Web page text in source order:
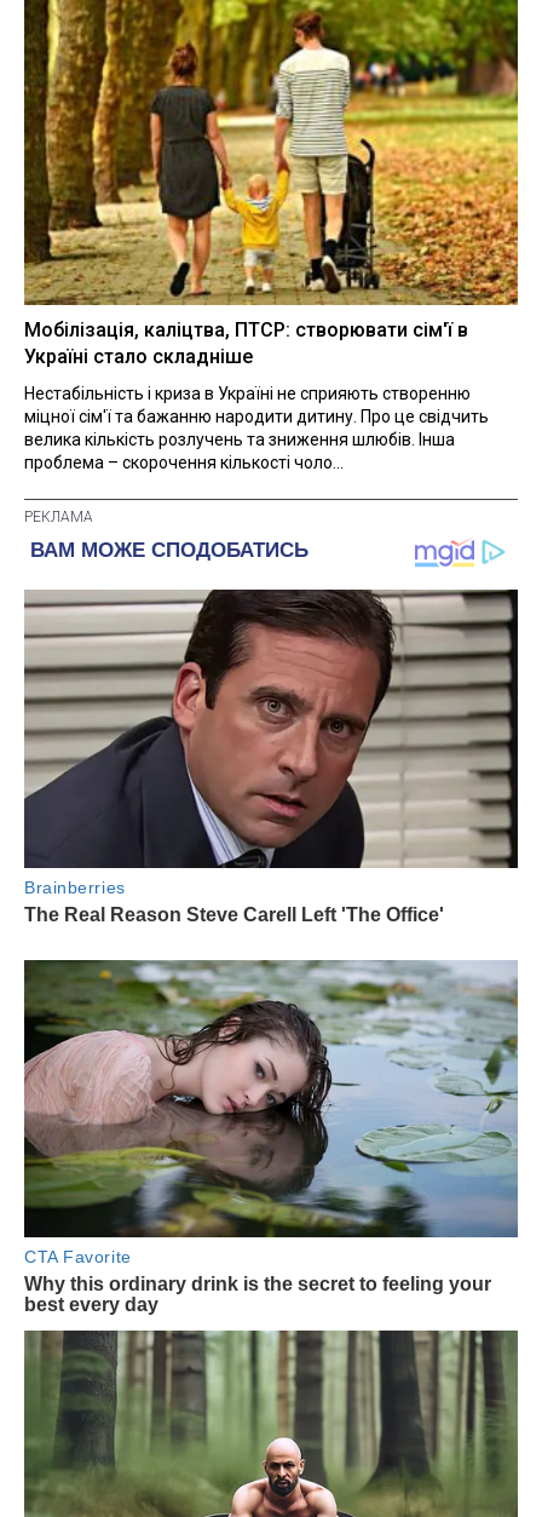
Мобілізація, каліцтва, ПТСР: створювати сім'ї в
Україні стало складніше
Нестабільність і криза в Україні не сприяють створенню
міцної сім'ї та бажанню народити дитину. Про це свідчить
велика кількість розлучень та зниження шлюбів. Інша
проблема – скорочення кількості чоло...